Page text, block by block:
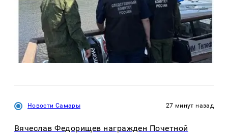
Новости Самары 27 минут назад
Вячеслав Федорищев награжден Почетной